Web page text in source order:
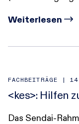
Weiterlesen
FACHBEITRÄGE |
<kes>: Hilfen
Das